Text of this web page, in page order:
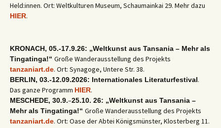
Held:innen. Ort: Weltkulturen Museum, Schaumainkai 29. Mehr dazu
HIER.
KRONACH, 05.-17.9.26: „Weltkunst aus Tansania – Mehr als
Tingatinga!“ Große Wanderausstellung des Projekts
tanzaniart.de. Ort: Synagoge, Untere Str. 38.
BERLIN, 03.-12.09.2026: Internationales Literaturfestival.
Das ganze Programm HIER.
MESCHEDE, 30.9.–25.10. 26: „Weltkunst aus Tansania –
Mehr als Tingatinga!“ Große Wanderausstellung des Projekts
tanzaniart.de. Ort: Oase der Abtei Königsmünster, Klosterberg 11.